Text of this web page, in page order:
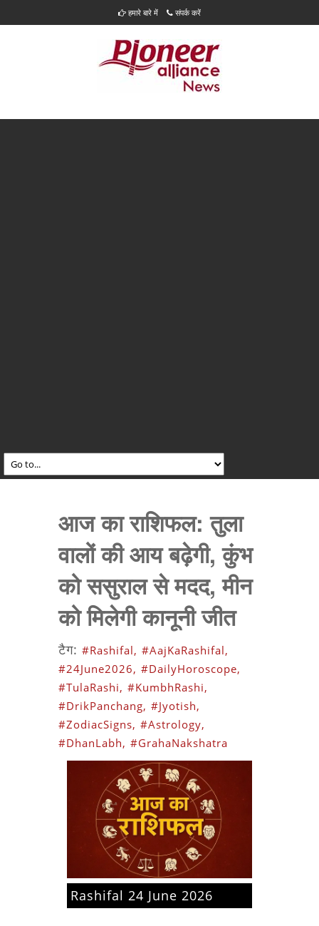
हमारे बारे में संपर्क करें
आज का राशिफल: तुला
वालों की आय बढ़ेगी, कुंभ
को ससुराल से मदद, मीन
को मिलेगी कानूनी जीत
टैग: #Rashifal, #AajKaRashifal,
#24June2026, #DailyHoroscope,
#TulaRashi, #KumbhRashi,
#DrikPanchang, #Jyotish,
#ZodiacSigns, #Astrology,
#DhanLabh, #GrahaNakshatra
Rashifal 24 June 2026